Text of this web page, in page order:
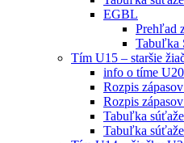
EGBL
Prehľad
Tabuľka
Tím U15 – staršie
info o tíme
Rozpis
Rozpis
Tabuľka
Tabuľka